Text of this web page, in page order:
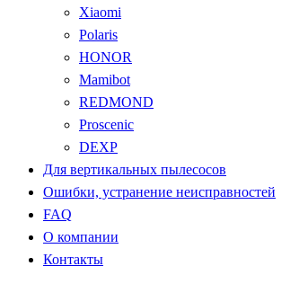
Xiaomi
Polaris
HONOR
Mamibot
REDMOND
Proscenic
DEXP
Для вертикальных пылесосов
Ошибки, устранение неисправностей
FAQ
О компании
Контакты